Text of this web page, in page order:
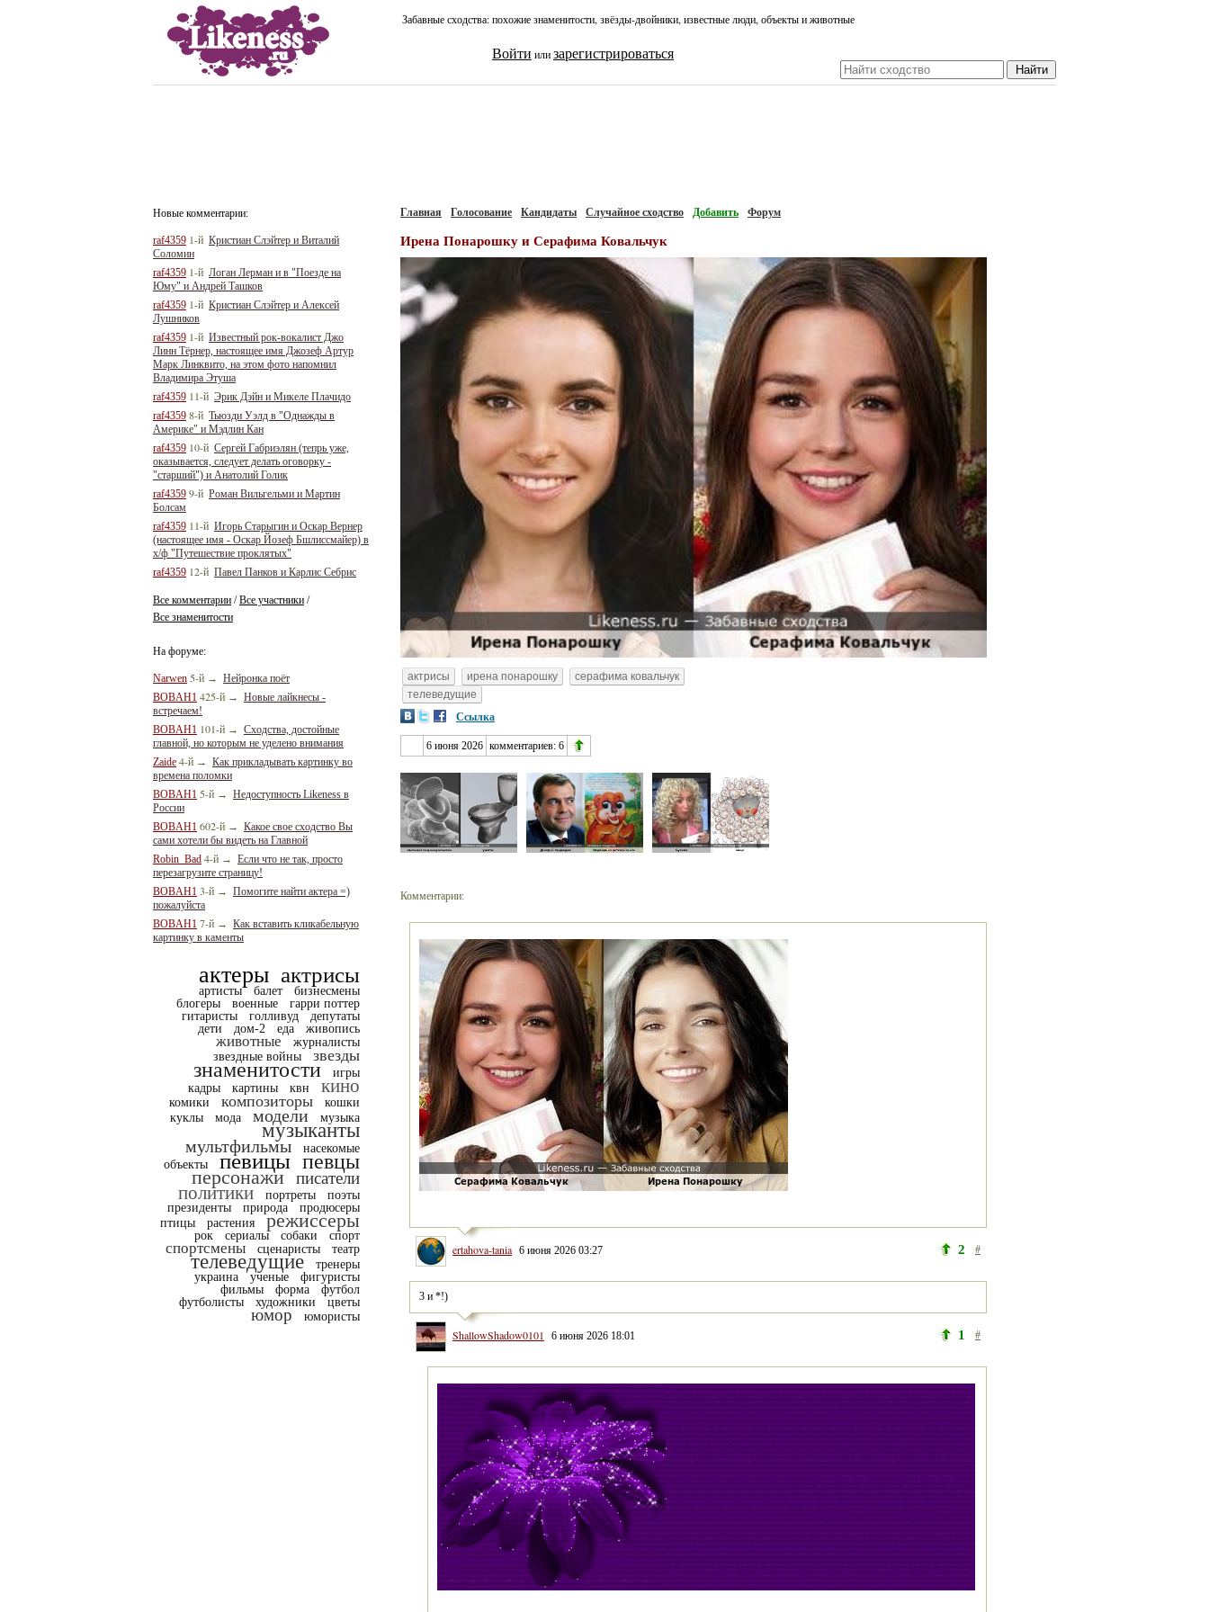
Забавные сходства: похожие знаменитости, звёзды-двойники, известные люди, объекты и животные
Войти или зарегистрироваться
Новые комментарии:
raf4359 1-й Кристиан Слэйтер и Виталий
Соломин
raf4359 1-й Логан Лерман и в "Поезде на
Юму" и Андрей Ташков
raf4359 1-й Кристиан Слэйтер и Алексей
Лушников
raf4359 1-й Известный рок-вокалист Джо
Линн Тёрнер, настоящее имя Джозеф Артур
Марк Линквито, на этом фото напомнил
Владимира Этуша
raf4359 11-й Эрик Дэйн и Микеле Плачидо
raf4359 8-й Тьюзди Уэлд в "Однажды в
Америке" и Мэдлин Кан
raf4359 10-й Сергей Габриэлян (тепрь уже,
оказывается, следует делать оговорку -
"старший") и Анатолий Голик
raf4359 9-й Роман Вильгельми и Мартин
Болсам
raf4359 11-й Игорь Старыгин и Оскар Вернер
(настоящее имя - Оскар Йозеф Бшлиссмайер) в
х/ф "Путешествие проклятых"
raf4359 12-й Павел Панков и Карлис Себрис
Все комментарии /Все участники /
Все знаменитости
На форуме:
Narwen 5-й → Нейронка поёт
BOBAH1 425-й → Новые лайкнесы -
встречаем!
BOBAH1 101-й → Сходства, достойные
главной, но которым не уделено внимания
Zaide 4-й → Как прикладывать картинку во
времена поломки
BOBAH1 5-й → Недоступность Likeness в
России
BOBAH1 602-й → Какое свое сходство Вы
сами хотели бы видеть на Главной
Robin_Bad 4-й → Если что не так, просто
перезагрузите страницу!
BOBAH1 3-й → Помогите найти актера =)
пожалуйста
BOBAH1 7-й → Как вставить кликабельную
картинку в каменты
актеры актрисы
артисты балет
бизнесмены
блогеры
военные
гарри поттер
гитаристы
голливуд
депутаты
дети
дом-2 еда живопись
животные
журналисты
звездные войны
звезды
знаменитости
игры
кадры
картины квн кино
комики композиторы
кошки
куклы
мода модели музыка
музыканты
мультфильмы
насекомые
объекты
певицы певцы
персонажи писатели
политики портреты
поэты
президенты
природа
продюсеры
птицы
растения режиссеры
рок сериалы собаки спорт
спортсмены сценаристы театр
телеведущие
тренеры
украина
ученые
фигуристы
фильмы
форма
футбол
футболисты
художники цветы
юмор юмористы
Главная Голосование Кандидаты Случайное сходство Добавить Форум
Ирена Понарошку и Серафима Ковальчук
актрисы ирена понарошку
серафима ковальчук
телеведущие
Ссылка
6 июня 2026 комментариев: 6
Комментарии:
ertahova-tania 6 июня 2026 03:27 2 #
3 и *!)
ShallowShadow0101 6 июня 2026 18:01 1 #